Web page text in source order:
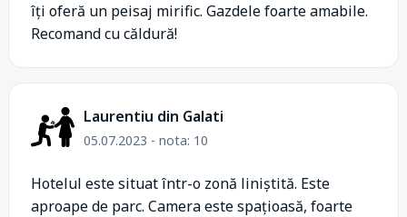
îți oferă un peisaj mirific. Gazdele foarte amabile.
Recomand cu căldură!
Laurentiu din Galati
05.07.2023 - nota: 10
Hotelul este situat într-o zonă liniștită. Este
aproape de parc. Camera este spațioasă, foarte